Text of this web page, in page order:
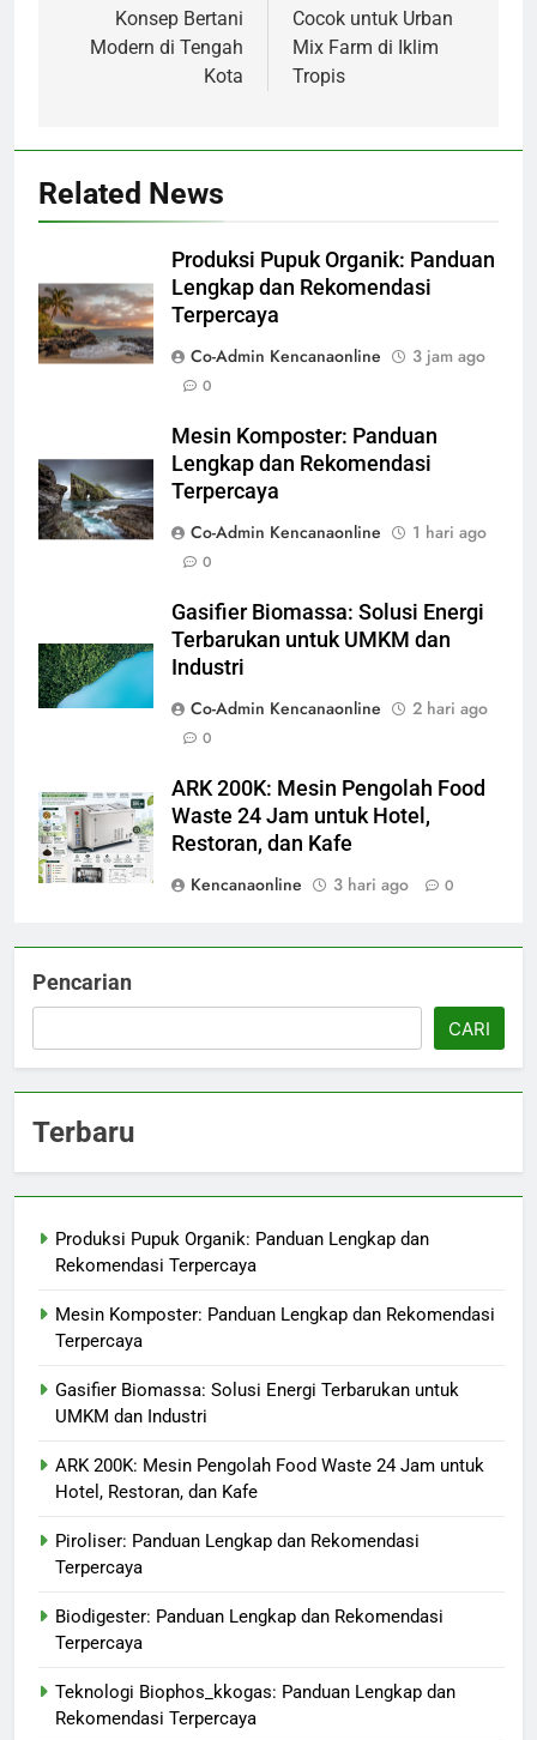
Konsep Bertani
Modern di Tengah
Kota
Cocok untuk Urban
Mix Farm di Iklim
Tropis
Related News
Produksi Pupuk Organik: Panduan
Lengkap dan Rekomendasi
Terpercaya
Co-Admin Kencanaonline
3 jam ago
0
Mesin Komposter: Panduan
Lengkap dan Rekomendasi
Terpercaya
Co-Admin Kencanaonline
1 hari ago
0
Gasifier Biomassa: Solusi Energi
Terbarukan untuk UMKM dan
Industri
Co-Admin Kencanaonline
2 hari ago
0
ARK 200K: Mesin Pengolah Food
Waste 24 Jam untuk Hotel,
Restoran, dan Kafe
Kencanaonline
3 hari ago 0
Pencarian
CARI
Terbaru
Produksi Pupuk Organik: Panduan Lengkap dan
Rekomendasi Terpercaya
Mesin Komposter: Panduan Lengkap dan Rekomendasi
Terpercaya
Gasifier Biomassa: Solusi Energi Terbarukan untuk
UMKM dan Industri
ARK 200K: Mesin Pengolah Food Waste 24 Jam untuk
Hotel, Restoran, dan Kafe
Piroliser: Panduan Lengkap dan Rekomendasi
Terpercaya
Biodigester: Panduan Lengkap dan Rekomendasi
Terpercaya
Teknologi Biophos_kkogas: Panduan Lengkap dan
Rekomendasi Terpercaya